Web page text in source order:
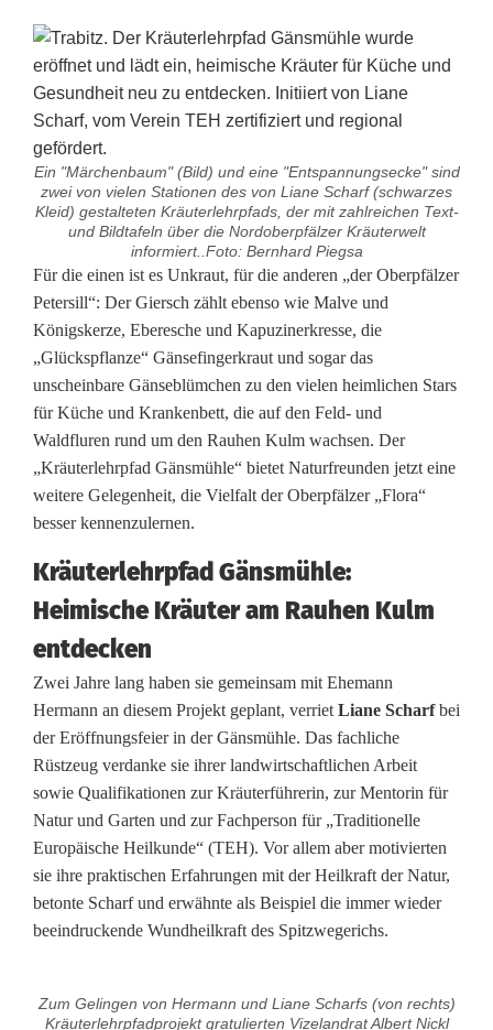
Ein "Märchenbaum" (Bild) und eine "Entspannungsecke" sind
zwei von vielen Stationen des von Liane Scharf (schwarzes
Kleid) gestalteten Kräuterlehrpfads, der mit zahlreichen Text-
und Bildtafeln über die Nordoberpfälzer Kräuterwelt
informiert..Foto: Bernhard Piegsa
K
r
ä
u
t
e
r
l
e
h
r
p
f
a
d
G
n
Für die einen ist es Unkraut, für die anderen „der Oberpfälzer
Petersill“: Der Giersch zählt ebenso wie Malve und
Königskerze, Eberesche und Kapuzinerkresse, die
„Glückspflanze“ Gänsefingerkraut und sogar das
unscheinbare Gänseblümchen zu den vielen heimlichen Stars
für Küche und Krankenbett, die auf den Feld- und
Waldfluren rund um den Rauhen Kulm wachsen. Der
„Kräuterlehrpfad Gänsmühle“ bietet Naturfreunden jetzt eine
weitere Gelegenheit, die Vielfalt der Oberpfälzer „Flora“
besser kennenzulernen.
Kräuterlehrpfad Gänsmühle:
Heimische Kräuter am Rauhen Kulm
entdecken
Zwei Jahre lang haben sie gemeinsam mit Ehemann
Hermann an diesem Projekt geplant, verriet Liane Scharfbei
der Eröffnungsfeier in der Gänsmühle. Das fachliche
Rüstzeug verdanke sie ihrer landwirtschaftlichen Arbeit
sowie Qualifikationen zur Kräuterführerin, zur Mentorin für
Natur und Garten und zur Fachperson für „Traditionelle
Europäische Heilkunde“ (TEH). Vor allem aber motivierten
sie ihre praktischen Erfahrungen mit der Heilkraft der Natur,
betonte Scharf und erwähnte als Beispiel die immer wieder
beeindruckende Wundheilkraft des Spitzwegerichs.
Zum Gelingen von Hermann und Liane Scharfs (von rechts)
Kräuterlehrpfadprojekt gratulierten Vizelandrat Albert Nickl